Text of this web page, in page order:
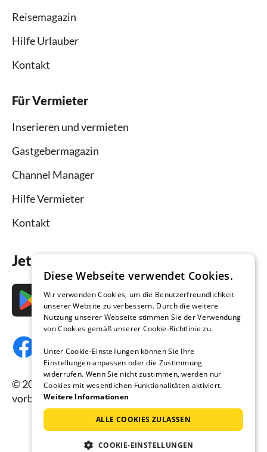
Reisemagazin
Hilfe Urlauber
Kontakt
Für Vermieter
Inserieren und vermieten
Gastgebermagazin
Channel Manager
Hilfe Vermieter
Kontakt
Jetzt die App downloaden
© 2026 Ferienhausmiete.de, alle Rechte
vorbehalten.
Diese Webseite verwendet Cookies.
Wir verwenden Cookies, um die Benutzerfreundlichkeit
unserer Website zu verbessern. Durch die weitere
Nutzung unserer Webseite stimmen Sie der Verwendung
von Cookies gemäß unserer Cookie-Richtlinie zu.
Unter Cookie-Einstellungen können Sie Ihre
Einstellungen anpassen oder die Zustimmung
widerrufen. Wenn Sie nicht zustimmen, werden nur
Cookies mit wesentlichen Funktionalitäten aktiviert.
Weitere Informationen
ALLE COOKIES ZULASSEN
COOKIE-EINSTELLUNGEN